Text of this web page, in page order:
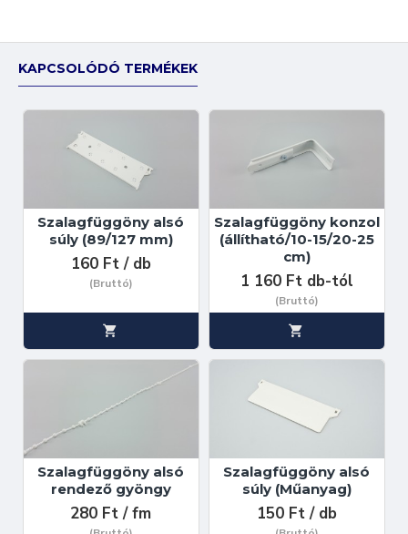
KAPCSOLÓDÓ TERMÉKEK
Szalagfüggöny alsó
súly (89/127 mm)
160 Ft / db
(Bruttó)
Szalagfüggöny konzol
(állítható/10-15/20-25
cm)
1 160 Ft db-tól
(Bruttó)
Szalagfüggöny alsó
rendező gyöngy
280 Ft / fm
Szalagfüggöny alsó
súly (Műanyag)
150 Ft / db